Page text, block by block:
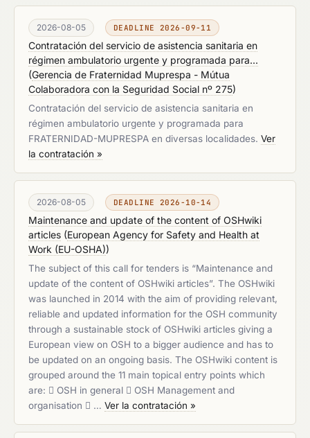
2026-08-05 DEADLINE 2026-09-11
Contratación del servicio de asistencia sanitaria en
régimen ambulatorio urgente y programada para...
(Gerencia de Fraternidad Muprespa - Mútua
Colaboradora con la Seguridad Social nº 275)
Contratación del servicio de asistencia sanitaria en
régimen ambulatorio urgente y programada para
FRATERNIDAD-MUPRESPA en diversas localidades. Ver
la contratación »
2026-08-05 DEADLINE 2026-10-14
Maintenance and update of the content of OSHwiki
articles (European Agency for Safety and Health at
Work (EU-OSHA))
The subject of this call for tenders is “Maintenance and
update of the content of OSHwiki articles”. The OSHwiki
was launched in 2014 with the aim of providing relevant,
reliable and updated information for the OSH community
through a sustainable stock of OSHwiki articles giving a
European view on OSH to a bigger audience and has to
be updated on an ongoing basis. The OSHwiki content is
grouped around the 11 main topical entry points which
are:  OSH in general  OSH Management and
organisation  … Ver la contratación »